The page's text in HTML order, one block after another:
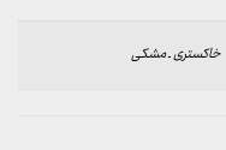
خاکستری ـ مشکی